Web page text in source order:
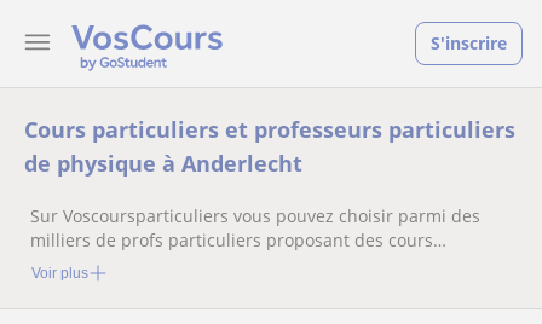
S'inscrire
Cours particuliers et professeurs particuliers
de physique à Anderlecht
Sur Voscoursparticuliers vous pouvez choisir parmi des
milliers de profs particuliers proposant des cours
particuliers
Voir plus